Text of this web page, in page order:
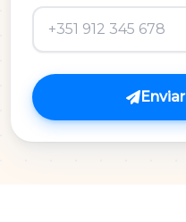
Matemática A
Matemática B
Português